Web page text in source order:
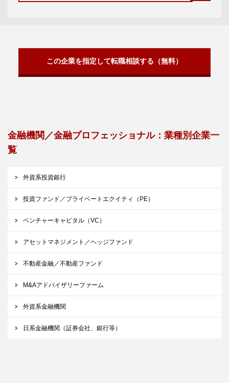
この企業を指定して転職相談する（無料）
金融機関／金融プロフェッショナル：業種別企業一
覧
外資系投資銀行
投資ファンド／プライベートエクイティ（PE）
ベンチャーキャピタル（VC）
アセットマネジメント／ヘッジファンド
不動産金融／不動産ファンド
M&Aアドバイザリーファーム
外資系金融機関
日系金融機関（証券会社、銀行等）